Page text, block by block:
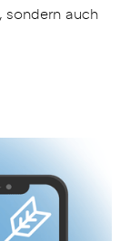
sondern auch